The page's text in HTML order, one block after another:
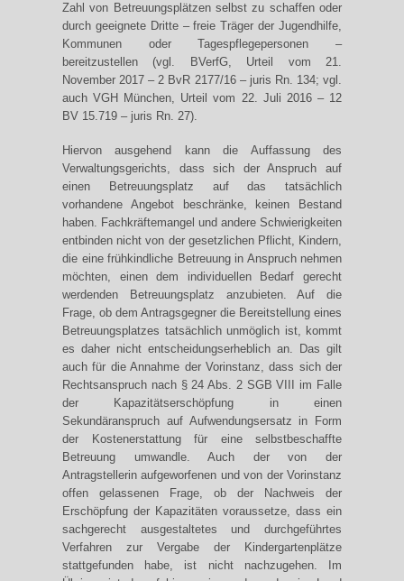
Zahl von Betreuungsplätzen selbst zu schaffen oder
durch geeignete Dritte – freie Träger der Jugendhilfe,
Kommunen oder Tagespflegepersonen –
bereitzustellen (vgl. BVerfG, Urteil vom 21.
November 2017 – 2 BvR 2177/16 – juris Rn. 134; vgl.
auch VGH München, Urteil vom 22. Juli 2016 – 12
BV 15.719 – juris Rn. 27).
Hiervon ausgehend kann die Auffassung des
Verwaltungsgerichts, dass sich der Anspruch auf
einen Betreuungsplatz auf das tatsächlich
vorhandene Angebot beschränke, keinen Bestand
haben. Fachkräftemangel und andere Schwierigkeiten
entbinden nicht von der gesetzlichen Pflicht, Kindern,
die eine frühkindliche Betreuung in Anspruch nehmen
möchten, einen dem individuellen Bedarf gerecht
werdenden Betreuungsplatz anzubieten. Auf die
Frage, ob dem Antragsgegner die Bereitstellung eines
Betreuungsplatzes tatsächlich unmöglich ist, kommt
es daher nicht entscheidungserheblich an. Das gilt
auch für die Annahme der Vorinstanz, dass sich der
Rechtsanspruch nach § 24 Abs. 2 SGB VIII im Falle
der Kapazitätserschöpfung in einen
Sekundäranspruch auf Aufwendungsersatz in Form
der Kostenerstattung für eine selbstbeschaffte
Betreuung umwandle. Auch der von der
Antragstellerin aufgeworfenen und von der Vorinstanz
offen gelassenen Frage, ob der Nachweis der
Erschöpfung der Kapazitäten voraussetze, dass ein
sachgerecht ausgestaltetes und durchgeführtes
Verfahren zur Vergabe der Kindergartenplätze
stattgefunden habe, ist nicht nachzugehen. Im